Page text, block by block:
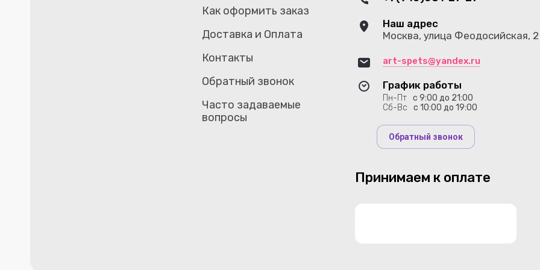
Как оформить заказ
Доставка и Оплата
Контакты
Обратный звонок
Часто задаваемые
вопросы
Наш адрес
Москва, улица Феодосийская, 2
art-spets@yandex.ru
График работы
Пн-Пт с 9:00 до 21:00
Сб-Вс
с 10:00 до 19:00
Обратный звонок
Принимаем к оплате